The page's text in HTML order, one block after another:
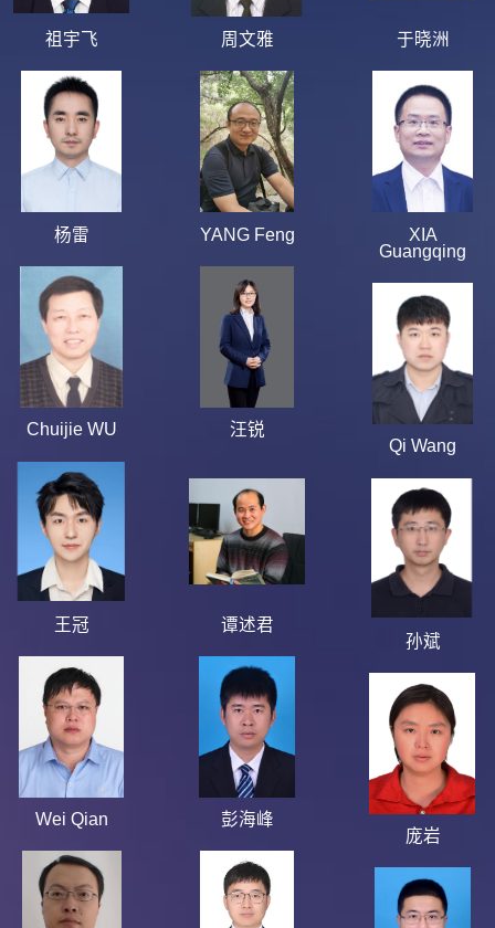
祖宇飞 周文雅 于晓洲
杨雷 YANG Feng
XIA
Guangqing
Chuijie WU
汪锐
Qi Wang
王冠
谭述君
孙斌
Wei Qian
彭海峰
庞岩